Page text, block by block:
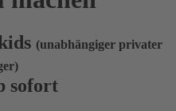
(unabhängiger privater
sofort